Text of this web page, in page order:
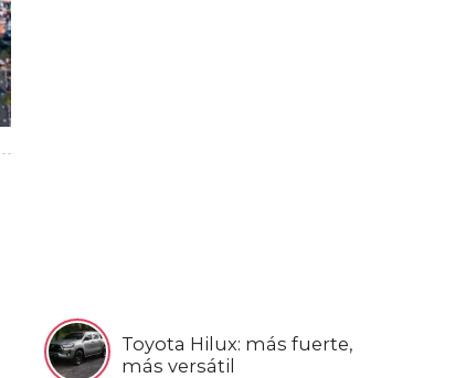
Toyota Hilux: más fuerte,
más versátil